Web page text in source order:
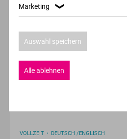
VOLLZEIT DEUTSCH
Fachhochschule Wiener
Wiener Neustadt
VOLLZEIT DEUTSCH /ENGLISCH
Marketing ❯
Auswahl speichern
Alle ablehnen